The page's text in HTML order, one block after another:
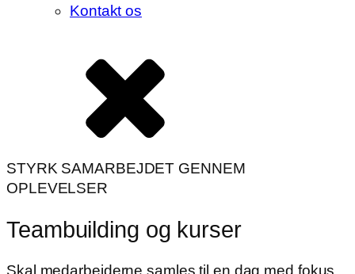
Kontakt os
STYRK SAMARBEJDET GENNEM
OPLEVELSER
Teambuilding og kurser